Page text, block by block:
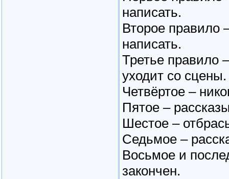
написать.
Второе правило
написать.
Третье правило
уходит со сцены.
Четвёртое –
Пятое –
Шестое –
Седьмое –
Восьмое и
закончен.